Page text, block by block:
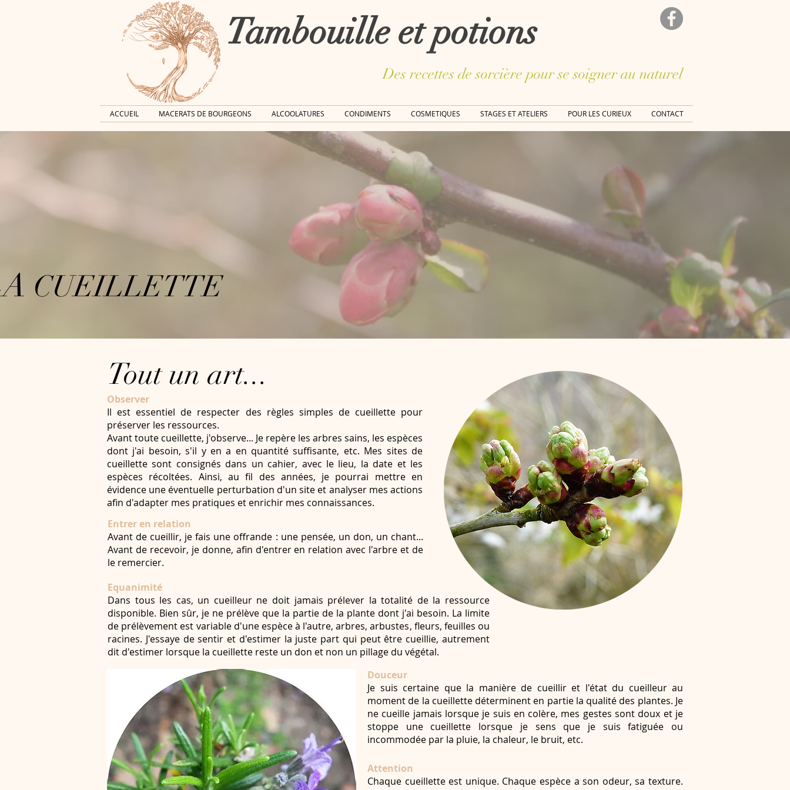
Tambouille et potions
Des recettes de sorcière pour se soigner au naturel
ACCUEIL MACERATS DE BOURGEONS ALCOOLATURES CONDIMENTS COSMETIQUES STAGES ET ATELIERS POUR LES CURIEUX CONTACT
CUEILLETTE
Tout un art...
Observer
Il est essentiel de respecter des règles simples de cueillette pour
préserver les ressources.
Avant toute cueillette, j'observe... Je repère les arbres sains, les espèces
dont j'ai besoin, s'il y en a en quantité suffisante, etc. Mes sites de
cueillette sont consignés dans un cahier, avec le lieu, la date et les
espèces récoltées. Ainsi, au fil des années, je pourrai mettre en
évidence une éventuelle perturbation d'un site et analyser mes actions
afin d'adapter mes pratiques et enrichir mes connaissances.
Entrer en relation
Avant de cueillir, je fais une offrande : une pensée, un don, un chant...
Avant de recevoir, je donne, afin d'entrer en relation avec l'arbre et de
le remercier.
Equanimité
Dans tous les cas, un cueilleur ne doit jamais prélever la totalité de la ressource
disponible. Bien sûr, je ne prélève que la partie de la plante dont j'ai besoin. La limite
de prélèvement est variable d'une espèce à l'autre, arbres, arbustes, fleurs, feuilles ou
racines. J'essaye de sentir et d'estimer la juste part qui peut être cueillie, autrement
dit d'estimer lorsque la cueillette reste un don et non un pillage du végétal.
Douceur
Je suis certaine que la manière de cueillir et l'état du cueilleur au
moment de la cueillette déterminent en partie la qualité des plantes. Je
ne cueille jamais lorsque je suis en colère, mes gestes sont doux et je
stoppe une cueillette lorsque je sens que je suis fatiguée ou
incommodée par la pluie, la chaleur, le bruit, etc.
Attention
Chaque cueillette est unique. Chaque espèce a son odeur, sa texture.